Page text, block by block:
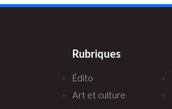
Rubriques
Édito
Art et culture